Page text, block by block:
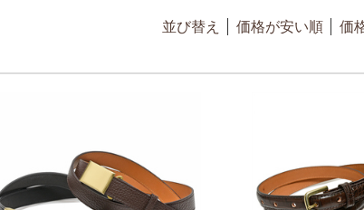
並び替え 価格が安い順 価